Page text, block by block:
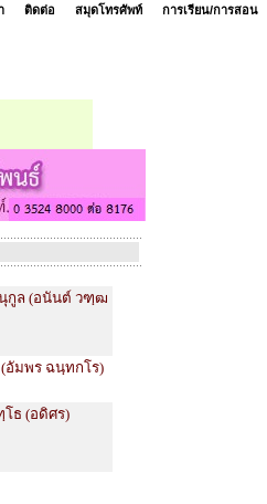
ติดต่อ สมุดโทรศัพท์ การเรียน/การสอน
กูล (อนันต์ วฑฺฒ
อัมพร ฉนฺทกโร)
ธ (อดิศร)